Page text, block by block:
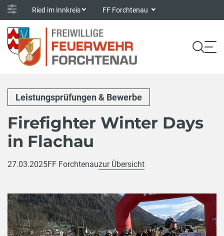
Ried im Innkreis FF Forchtenau
Leistungsprüfungen & Bewerbe
Firefighter Winter Days
in Flachau
27.03.2025FF Forchtenauzur Übersicht